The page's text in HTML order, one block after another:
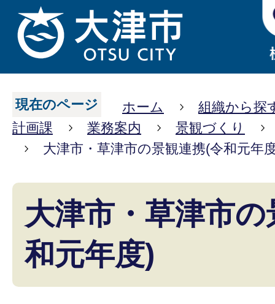
現在のページ ホーム
組織から探
計画課
業務案内
景観づくり
大津市・草津市の景観連携(令和元年
大津市・草津市
和元年度)